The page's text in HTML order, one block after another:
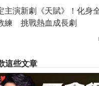
主演新劇《天賦》！化身
練 挑戰熱血成長劇
這些文章